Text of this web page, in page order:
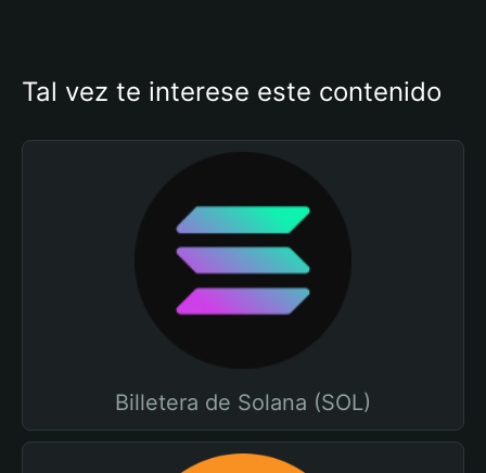
Tal vez te interese este contenido
Billetera de Solana (SOL)